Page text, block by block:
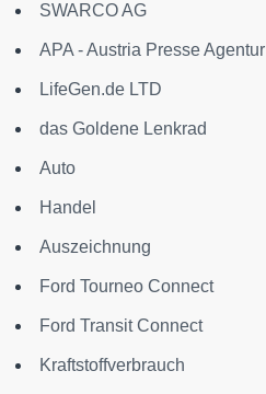
SWARCO AG
APA - Austria Presse Agentur
LifeGen.de LTD
das Goldene Lenkrad
Auto
Handel
Auszeichnung
Ford Tourneo Connect
Ford Transit Connect
Kraftstoffverbrauch